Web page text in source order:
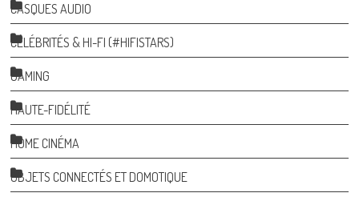
CASQUES AUDIO
CÉLÉBRITÉS & HI-FI (#HIFISTARS)
GAMING
HAUTE-FIDÉLITÉ
HOME CINÉMA
OBJETS CONNECTÉS ET DOMOTIQUE